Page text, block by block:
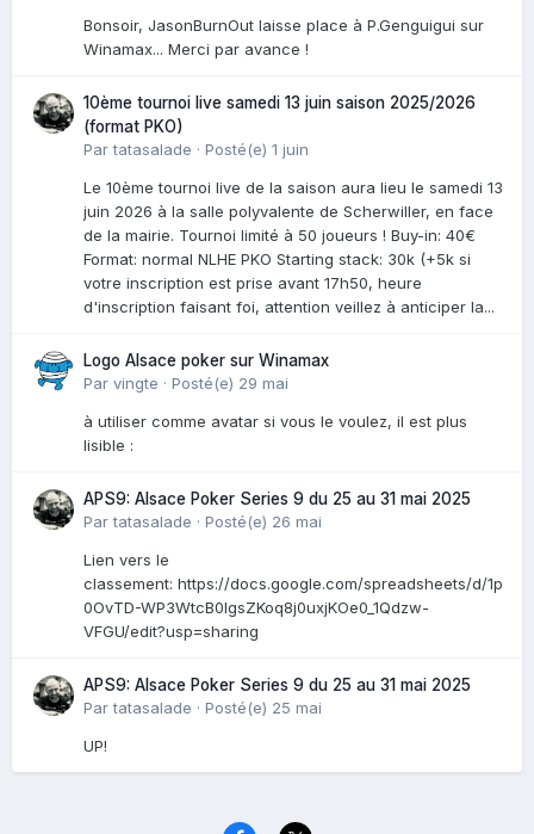
Bonsoir, JasonBurnOut laisse place à P.Genguigui sur
Winamax... Merci par avance !
10ème tournoi live samedi 13 juin saison 2025/2026
(format PKO)
Partatasalade · Posté(e) 1 juin
Le 10ème tournoi live de la saison aura lieu le samedi 13
juin 2026 à la salle polyvalente de Scherwiller, en face
de la mairie. Tournoi limité à 50 joueurs ! Buy-in: 40€
Format: normal NLHE PKO Starting stack: 30k (+5k si
votre inscription est prise avant 17h50, heure
d'inscription faisant foi, attention veillez à anticiper la...
Logo Alsace poker sur Winamax
Par vingte · Posté(e) 29 mai
à utiliser comme avatar si vous le voulez, il est plus
lisible :
APS9: Alsace Poker Series 9 du 25 au 31 mai 2025
Partatasalade · Posté(e) 26 mai
Lien vers le
classement: https://docs.google.com/spreadsheets/d/1p
0OvTD-WP3WtcB0lgsZKoq8j0uxjKOe0_1Qdzw-
VFGU/edit?usp=sharing
APS9: Alsace Poker Series 9 du 25 au 31 mai 2025
Partatasalade · Posté(e) 25 mai
UP!